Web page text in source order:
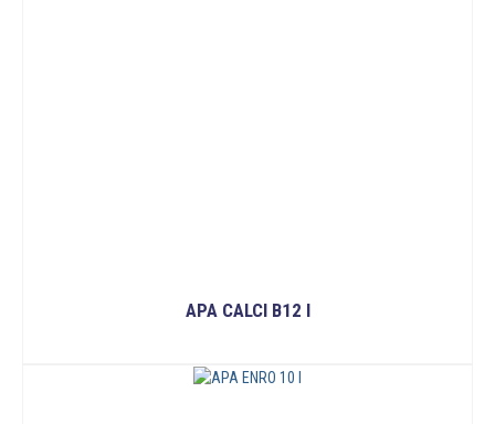
APA CALCI B12 I